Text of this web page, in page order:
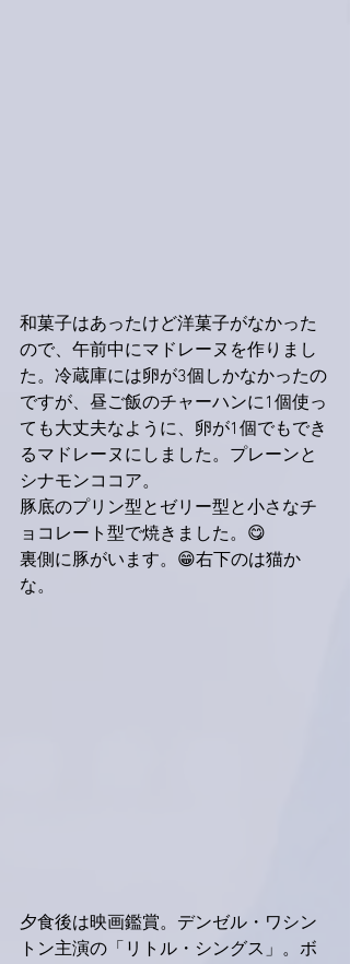
和菓子はあったけど洋菓子がなかった
ので、午前中にマドレーヌを作りまし
た。冷蔵庫には卵が3個しかなかったの
ですが、昼ご飯のチャーハンに1個使っ
ても大丈夫なように、卵が1個でもでき
るマドレーヌにしました。プレーンと
シナモンココア。
豚底のプリン型とゼリー型と小さなチ
ョコレート型で焼きました。😋
裏側に豚がいます。😁右下のは猫か
な。
夕食後は映画鑑賞。デンゼル・ワシン
トン主演の「リトル・シングス」。ボ